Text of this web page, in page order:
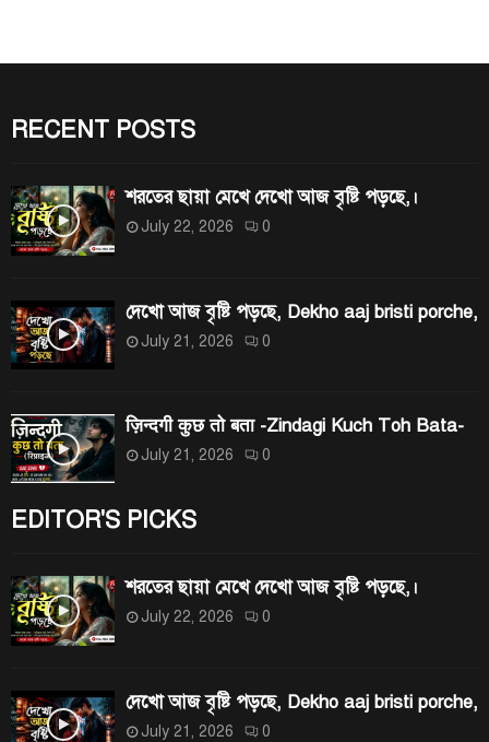
f
r
:
RECENT POSTS
শরতের ছায়া মেখে দেখো আজ বৃষ্টি পড়ছে,।
July 22, 2026 0
দেখো আজ বৃষ্টি পড়ছে, Dekho aaj bristi porche,
July 21, 2026 0
ज़िन्दगी कुछ तो बता -Zindagi Kuch Toh Bata-
July 21, 2026 0
EDITOR'S PICKS
শরতের ছায়া মেখে দেখো আজ বৃষ্টি পড়ছে,।
July 22, 2026 0
দেখো আজ বৃষ্টি পড়ছে, Dekho aaj bristi porche,
July 21, 2026 0